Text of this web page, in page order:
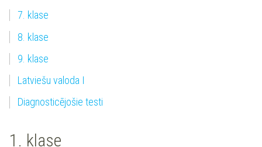
7. klase
8. klase
9. klase
Latviešu valoda I
Diagnosticējošie testi
1. klase